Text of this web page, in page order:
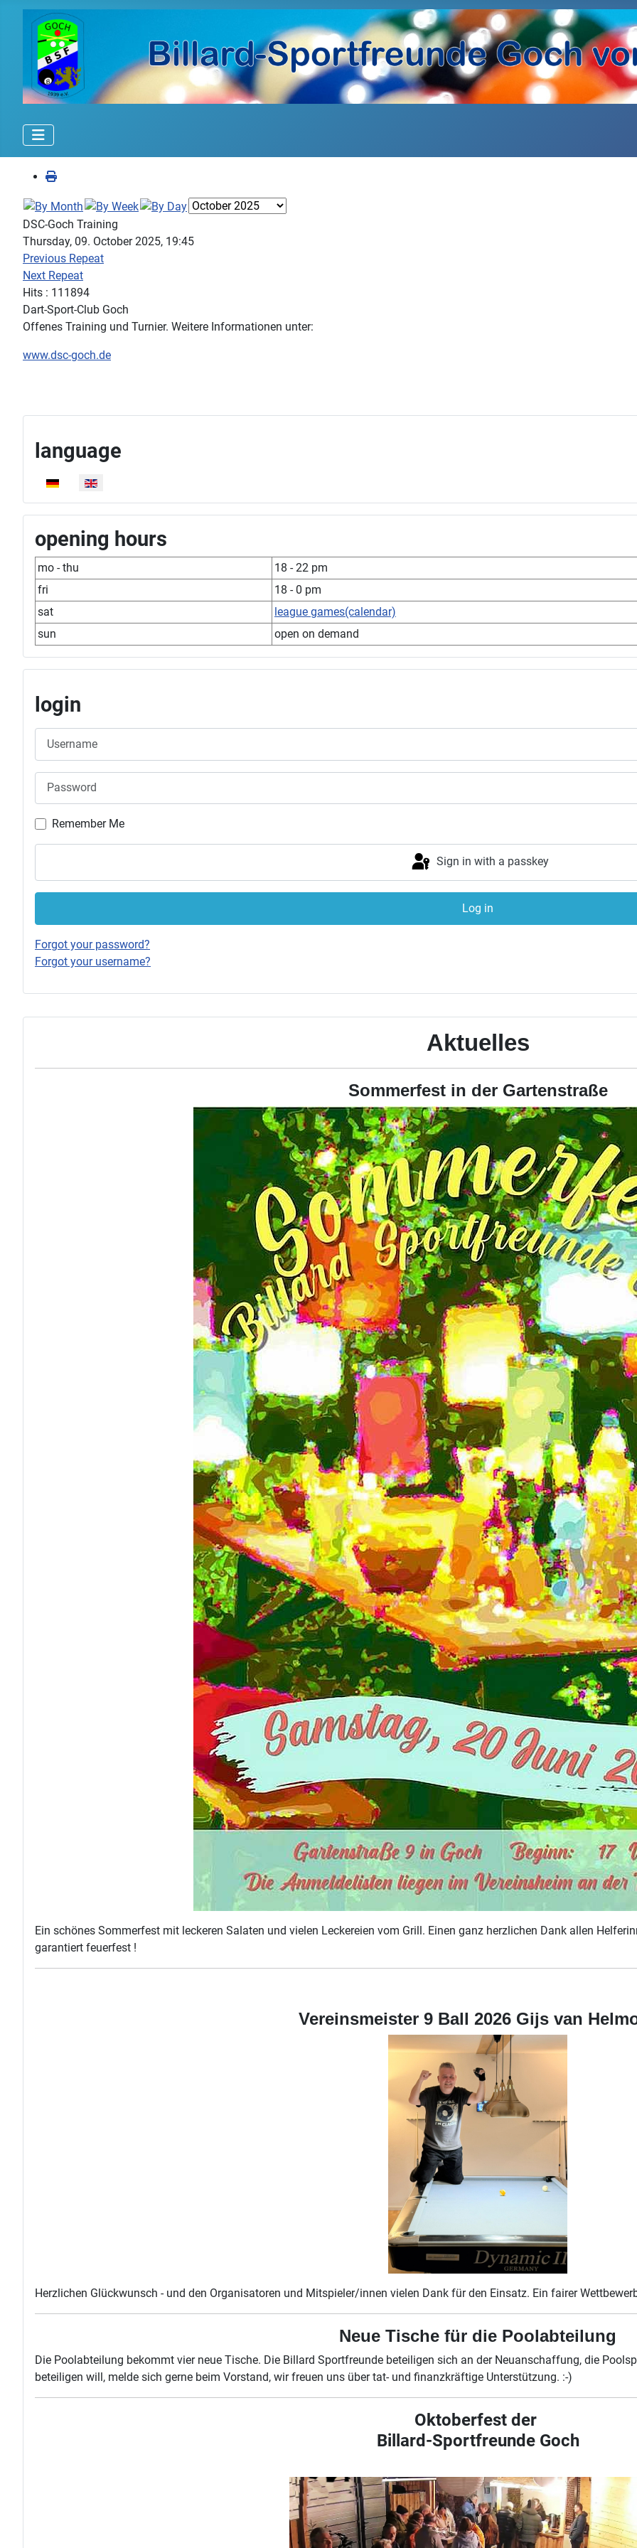
Aktuelles
Sommerfest in der Gartenstraße
Ein schönes Sommerfest mit leckeren Salaten und vielen Leckereien vom Grill. Einen ganz herzlichen Dank allen
garantiert feuerfest !
Vereinsmeister 9 Ball 2026 Gijs van
Herzlichen Glückwunsch - und den Organisatoren und Mitspieler/innen vielen Dank für den Einsatz. Ein fairer
Neue Tische für die Poolabteilung
Die Poolabteilung bekommt vier neue Tische. Die Billard Sportfreunde beteiligen sich an der Neuanschaffung, die
beteiligen will, melde sich gerne beim Vorstand, wir freuen uns über tat- und finanzkräftige Unterstützung. :-)
Oktoberfest der
Billard-Sportfreunde Goch
DSC-Goch Training
Thursday, 09. October 2025, 19:45
Previous Repeat
Next Repeat
Hits : 111894
Dart-Sport-Club Goch
Offenes Training und Turnier. Weitere Informationen unter:
www.dsc-goch.de
Select your language
language
opening hours
mo - thu
18 - 22 pm
fri
18 - 0 pm
sat
league games(calendar)
sun
open on demand
login
Remember Me
Sign in with a passkey
Log in
Forgot your password?
Forgot your username?